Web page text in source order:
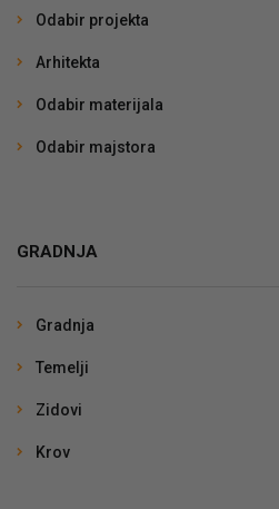
Odabir projekta
Arhitekta
Odabir materijala
Odabir majstora
GRADNJA
Gradnja
Temelji
Zidovi
Krov